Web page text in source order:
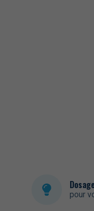
pour